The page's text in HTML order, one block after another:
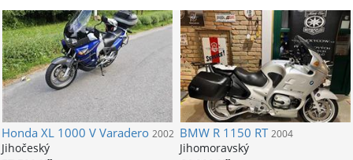
HondaXL 1000 V Varadero 2002
Jihočeský
BMWR 1150 RT 2004
Jihomoravský